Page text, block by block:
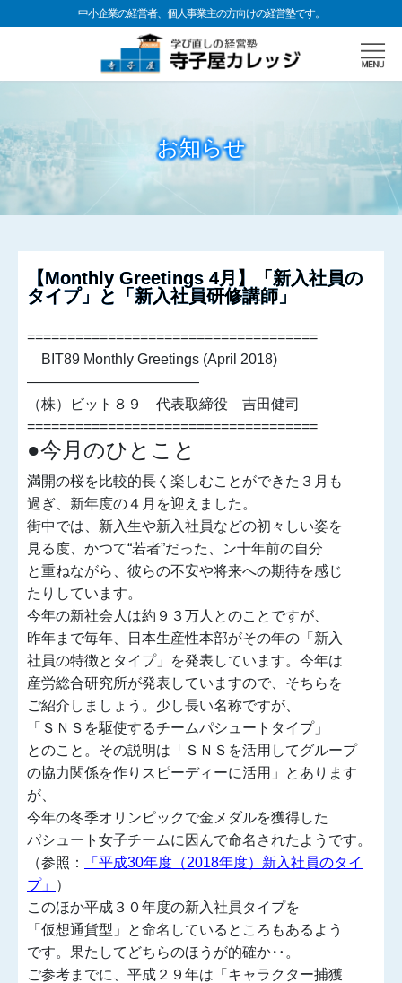
中小企業の経営者、個人事業主の方向けの経営塾です。
お知らせ
【Monthly Greetings 4月】「新入社員の
タイプ」と「新入社員研修講師」
====================================
BIT89 Monthly Greetings (April 2018)
————————————
（株）ビット８９ 代表取締役 吉田健司
====================================
●今月のひとこと
満開の桜を比較的長く楽しむことができた３月も
過ぎ、新年度の４月を迎えました。
街中では、新入生や新入社員などの初々しい姿を
見る度、かつて“若者”だった、ン十年前の自分
と重ねながら、彼らの不安や将来への期待を感じ
たりしています。
今年の新社会人は約９３万人とのことですが、
昨年まで毎年、日本生産性本部がその年の「新入
社員の特徴とタイプ」を発表しています。今年は
産労総合研究所が発表していますので、そちらを
ご紹介しましょう。少し長い名称ですが、
「ＳＮＳを駆使するチームパシュートタイプ」
とのこと。その説明は「ＳＮＳを活用してグループ
の協力関係を作りスピーディーに活用」とあります
が、
今年の冬季オリンピックで金メダルを獲得した
パシュート女子チームに因んで命名されたようです。
（参照：
「平成30年度（2018年度）新入社員のタイ
プ」
）
このほか平成３０年度の新入社員タイプを
「仮想通貨型」と命名しているところもあるよう
です。果たしてどちらのほうが的確か‥。
ご参考までに、平成２９年は「キャラクター捕獲